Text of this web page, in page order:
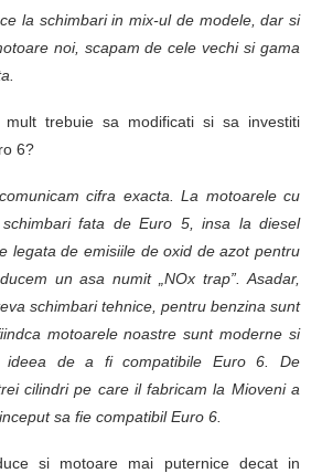
la schimbari in mix-ul de modele, dar si
noi, scapam de cele vechi si gama
trebuie sa modificati si sa investiti
6?
cifra exacta. La motoarele cu
fata de Euro 5, insa la diesel
legata de emisiile de oxid de azot pentru
un asa numit „NOx trap”. Asadar,
schimbari tehnice, pentru benzina sunt
motoarele noastre sunt moderne si
ideea de a fi compatibile Euro 6. De
cilindri pe care il fabricam la Mioveni a
sa fie compatibil Euro 6.
si motoare mai puternice decat in